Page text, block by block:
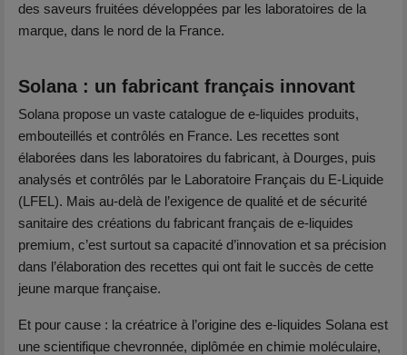
des saveurs fruitées développées par les laboratoires de la
marque, dans le nord de la France.
Solana : un fabricant français innovant
Solana propose un vaste catalogue de e-liquides produits,
embouteillés et contrôlés en France. Les recettes sont
élaborées dans les laboratoires du fabricant, à Dourges, puis
analysés et contrôlés par le Laboratoire Français du E-Liquide
(LFEL). Mais au-delà de l’exigence de qualité et de sécurité
sanitaire des créations du fabricant français de e-liquides
premium, c’est surtout sa capacité d’innovation et sa précision
dans l’élaboration des recettes qui ont fait le succès de cette
jeune marque française.
Et pour cause : la créatrice à l’origine des e-liquides Solana est
une scientifique chevronnée, diplômée en chimie moléculaire,